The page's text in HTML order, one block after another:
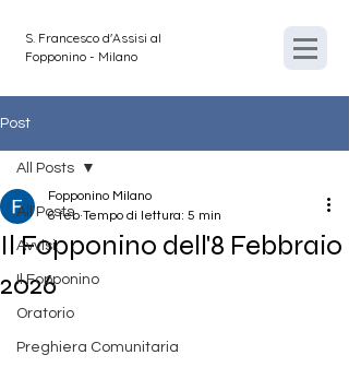
S. Francesco d'Assisi al
Fopponino - Milano
Post
All Posts
Avvisi
Il Fopponino
Oratorio
Preghiera Comunitaria
All Posts
Il Fopponino dell'8 Febbraio
2026
Fopponino Milano
6 feb Tempo di lettura: 5 min